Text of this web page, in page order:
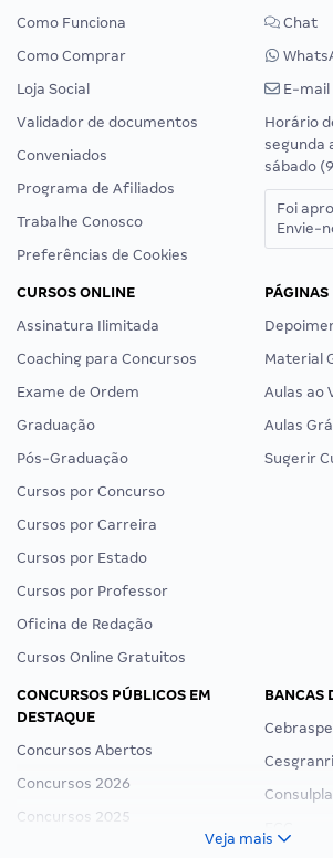
Como Funciona
Como Comprar
Loja Social
Validador de documentos
Conveniados
Programa de Afiliados
Trabalhe Conosco
Preferências de Cookies
Chat
E-mail
Horário
segunda
sábado
Foi
Envie-
CURSOS ONLINE
Assinatura Ilimitada
Coaching para Concursos
Exame de Ordem
Graduação
Pós-Graduação
Cursos por Concurso
Cursos por Carreira
Cursos por Estado
Cursos por Professor
Oficina de Redação
Cursos Online Gratuitos
PÁGINAS
Material
Aulas ao
Aulas
Sugerir
CONCURSOS PÚBLICOS EM
DESTAQUE
Concursos Abertos
Concursos 2026
Concursos 2025
BANCAS
Cebraspe
Veja mais